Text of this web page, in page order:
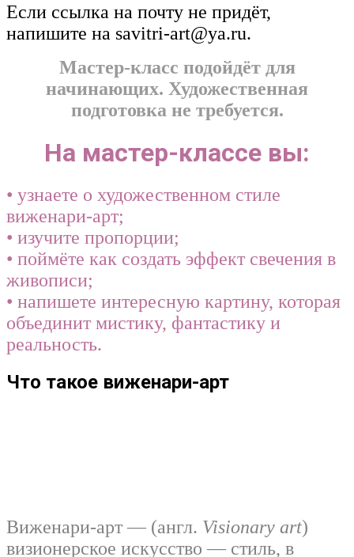
Если ссылка на почту не придёт,
напишите на savitri-art@ya.ru.
Мастер-класс подойдёт для
начинающих. Художественная
подготовка не требуется.
На мастер-классе вы:
• узнаете о художественном стиле
виженари-арт;
• изучите пропорции;
• поймёте как создать эффект свечения в
живописи;
• напишете интересную картину, которая
объединит мистику, фантастику и
реальность.
Что такое виженари-арт
Виженари-арт — (англ. Visionary art)
визионерское искусство — стиль, в